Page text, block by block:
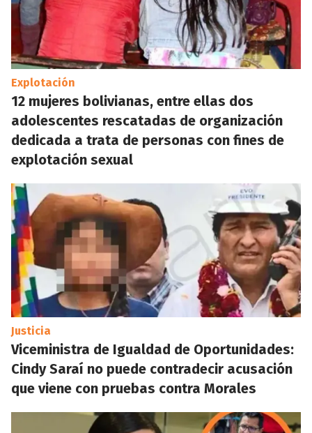
Explotación
12 mujeres bolivianas, entre ellas dos
adolescentes rescatadas de organización
dedicada a trata de personas con fines de
explotación sexual
Justicia
Viceministra de Igualdad de Oportunidades:
Cindy Saraí no puede contradecir acusación
que viene con pruebas contra Morales